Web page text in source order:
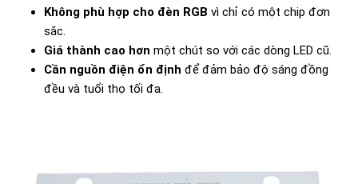
Không phù hợp cho đèn RGB vì chỉ có một chip đơn
sắc.
Giá thành cao hơn một chút so với các dòng LED cũ.
Cần nguồn điện ổn định để đảm bảo độ sáng đồng
đều và tuổi thọ tối đa.